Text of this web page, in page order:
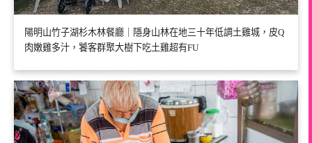
陽明山竹子湖杉木林餐廳｜隱身山林在地三十年低調土雞城，皮Q
肉嫩雞多汁，饕客群聚大樹下吃土雞超有FU